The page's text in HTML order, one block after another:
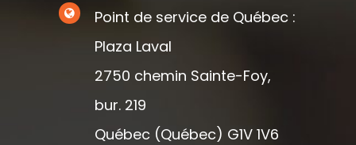
Point de service de Québec :
Plaza Laval
2750 chemin Sainte-Foy,
bur. 219
Québec (Québec) G1V 1V6